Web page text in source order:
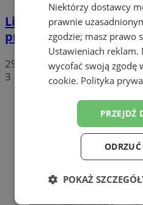
Literatura przeciw
przyjadą znani
29 lipca 2026, 12:06
3
Niektórzy dostawcy
prawnie
zgodzie; masz prawo
Ustawieniach reklam.
wycofać swoją zgodę
cookie. Polityka
PRZEJDŹ
POKAŻ